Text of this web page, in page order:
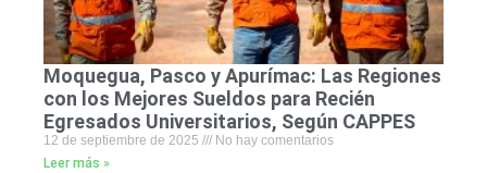
Moquegua, Pasco y Apurímac: Las Regiones
con los Mejores Sueldos para Recién
Egresados Universitarios, Según CAPPES
12 de septiembre de 2025
No hay comentarios
Leer más »